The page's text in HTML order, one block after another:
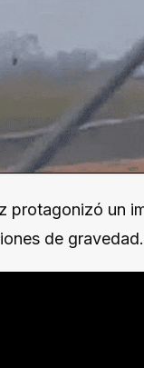
protagonizó un
de